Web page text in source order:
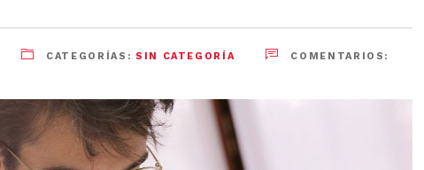
CATEGORÍAS: SIN CATEGORÍA COMENTARIOS: